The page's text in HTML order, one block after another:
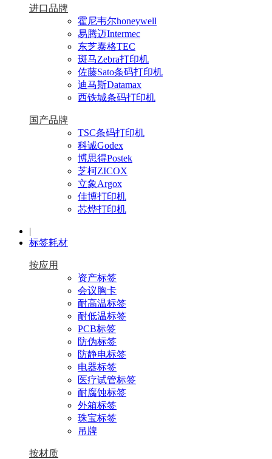
进口品牌
霍尼韦尔honeywell
易腾迈Intermec
东芝泰格TEC
斑马Zebra打印机
佐藤Sato条码打印机
迪马斯Datamax
西铁城条码打印机
国产品牌
TSC条码打印机
科诚Godex
博思得Postek
芝柯ZICOX
立象Argox
佳博打印机
芯烨打印机
|
标签耗材
按应用
资产标签
会议胸卡
耐高温标签
耐低温标签
PCB标签
防伪标签
防静电标签
电器标签
医疗试管标签
耐腐蚀标签
外箱标签
珠宝标签
吊牌
按材质